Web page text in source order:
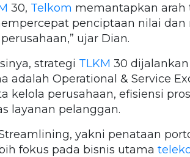
30, Telkom memantapkan arah
penciptaan nilai
ujar Dian.
strategi TLKM 30
adalah Operational & Service
kelola perusahaan, efisiensi
layanan pelanggan.
yakni penataan
fokus pada bisnis utama